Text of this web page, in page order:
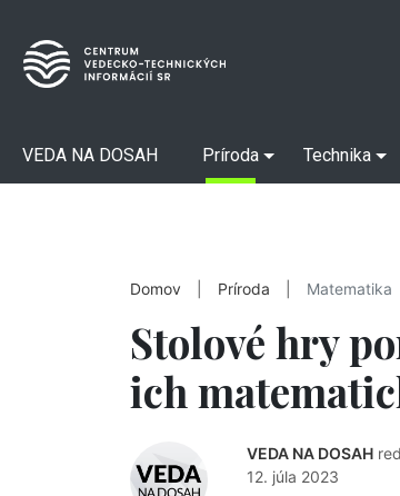
VEDA NA DOSAH Príroda Technika
Domov Príroda Matematika
Stolové hry
ich
VEDA NA DOSAH
12. júla 2023